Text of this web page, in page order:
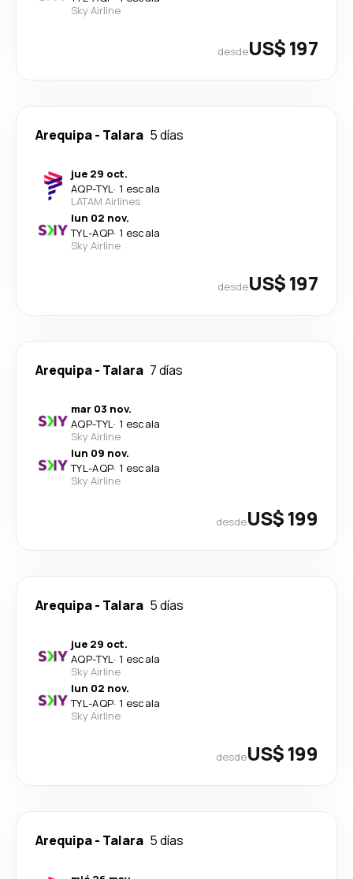
Sky Airline
desdeUS$ 197
Arequipa- Talara 5 días
jue 29 oct.
AQP-TYL· 1 escala
LATAM Airlines
lun 02 nov.
TYL-AQP· 1 escala
Sky Airline
desdeUS$ 197
Arequipa- Talara 7 días
mar 03 nov.
AQP-TYL· 1 escala
Sky Airline
lun 09 nov.
TYL-AQP· 1 escala
Sky Airline
desdeUS$ 199
Arequipa- Talara 5 días
jue 29 oct.
AQP-TYL· 1 escala
Sky Airline
lun 02 nov.
TYL-AQP· 1 escala
Sky Airline
desdeUS$ 199
Arequipa- Talara 5 días